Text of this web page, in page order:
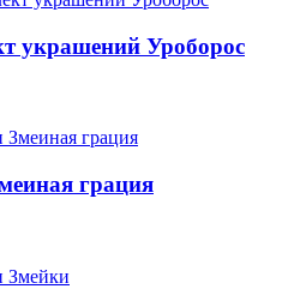
украшений Уроборос
грация